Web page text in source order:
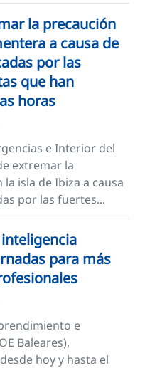
la precaución
a causa de
por las
que han
horas
e Interior del
extremar la
isla de Ibiza a causa
por las fuertes...
para más
e
Baleares),
hoy y hasta el